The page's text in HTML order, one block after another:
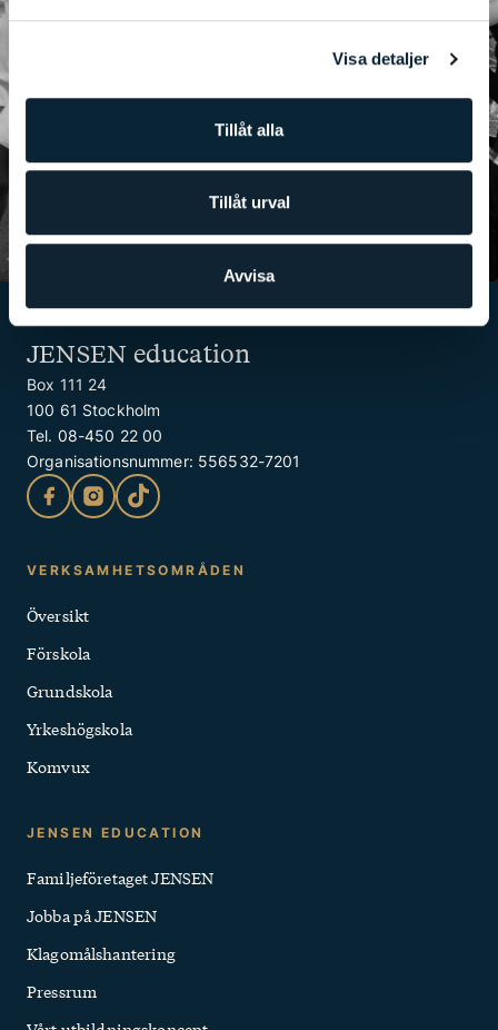
Visa detaljer
Tillåt alla
Tillåt urval
Avvisa
Vi tror på dig och dina drömmar,
därför sätter vi ribban högt när vi
förbereder dig för högre akademiska
studier och framtida yrkesliv.
INTRESSEANMÄLAN
JENSEN education
Box 111 24
100 61 Stockholm
Tel. 08-450 22 00
Organisationsnummer: 556532-7201
Kontakt
Snabblänkar
VERKSAMHETSOMRÅDEN
Översikt
Förskola
Grundskola
Yrkeshögskola
Komvux
JENSEN EDUCATION
Familjeföretaget JENSEN
Jobba på JENSEN
Klagomålshantering
Pressrum